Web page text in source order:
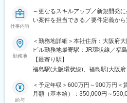
仕事内容
～更なるスキルアップ／新規開発
い案件を担当できる／要件定義か
■業務内容
検査／制御システム、電子／医療
る当社のエンジニアとして、お客
込み開発をご担当いただきます。
■仕事内容詳細
お客様と直接打ち合わせをしなが
勤務地
＜勤務地詳細＞本社住所：大阪府
ビル勤務地最寄駅：JR環状線／福
煙【最寄り駅】
福島駅(大阪環状線)、福島駅(大阪
給与
＜予定年収＞600万円～900万円＜
月額（基本給）：350,000円～